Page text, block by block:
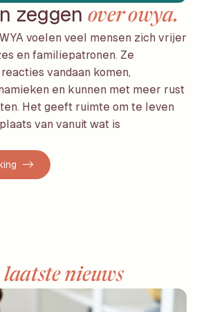
zeggen over owya.
voelen veel mensen zich vrijer
en familiepatronen. Ze
vandaan komen,
en kunnen met meer rust
Het geeft ruimte om te leven
van vanuit wat is
->
laatste nieuws